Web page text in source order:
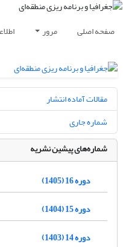
صفحه اصلی مرور
مقالات آماده انتشار
شماره جاری
شماره‌های پیشین نشریه
دوره 16 (1405)
دوره 15 (1404)
دوره 14 (1403)